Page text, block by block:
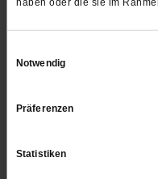
Notwendig
Präferenzen
Statistiken
Aktuelle Sex-
Sexualität ist nicht
diese Einsicht
/mehr
Dealer, King und